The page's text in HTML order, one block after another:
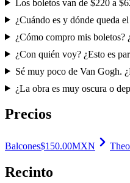
Los boletos van de $220 a
¿Cuándo es y dónde queda
¿Cómo compro mis
¿Con quién voy? ¿Esto es
Sé muy poco de Van Gogh.
¿La obra es muy oscura o
Precios
Balcones$150.00MXN
Recinto